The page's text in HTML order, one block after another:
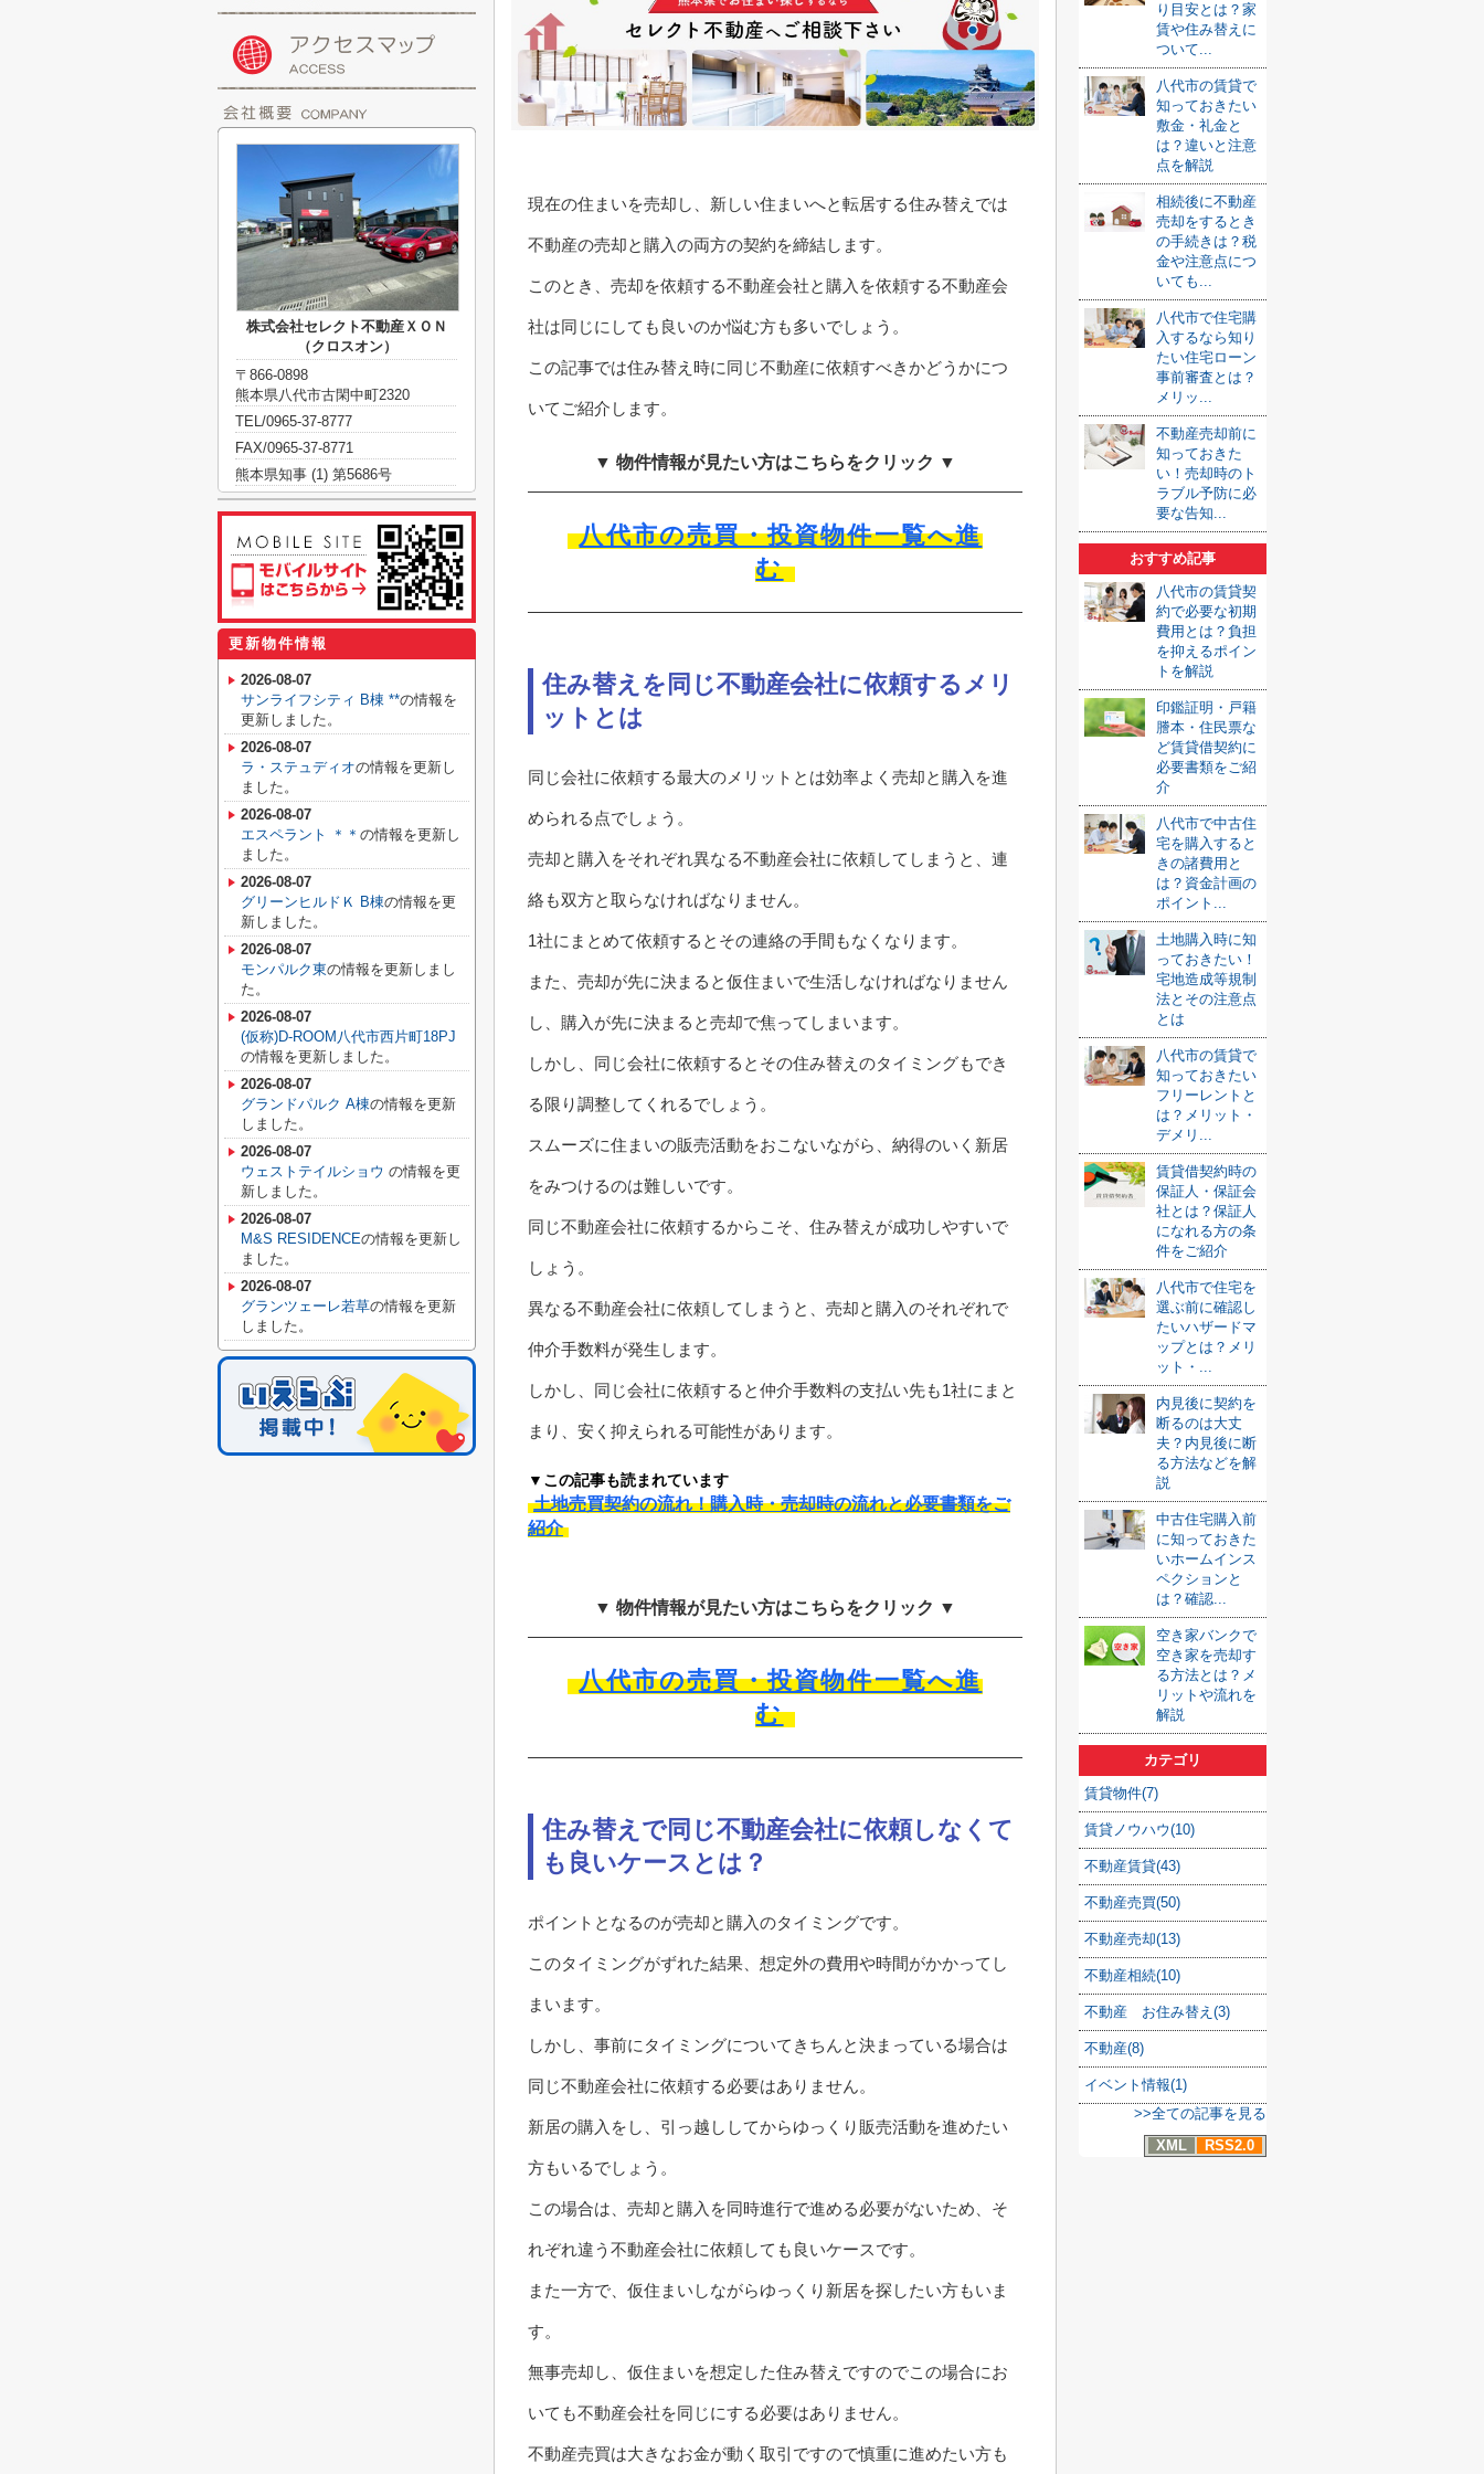
現在の住まいを売却し、新しい住まいへと転居する住み替えでは
不動産の売却と購入の両方の契約を締結します。
このとき、売却を依頼する不動産会社と購入を依頼する不動産会
社は同じにしても良いのか悩む方も多いでしょう。
この記事では住み替え時に同じ不動産に依頼すべきかどうかにつ
いてご紹介します。
▼ 物件情報が見たい方はこちらをクリック ▼
八代市の売買・投資物件一覧へ進
む
住み替えを同じ不動産会社に依頼するメリ
ットとは
同じ会社に依頼する最大のメリットとは効率よく売却と購入を進
められる点でしょう。
売却と購入をそれぞれ異なる不動産会社に依頼してしまうと、連
絡も双方と取らなければなりません。
1社にまとめて依頼するとその連絡の手間もなくなります。
また、売却が先に決まると仮住まいで生活しなければなりません
し、購入が先に決まると売却で焦ってしまいます。
しかし、同じ会社に依頼するとその住み替えのタイミングもでき
る限り調整してくれるでしょう。
スムーズに住まいの販売活動をおこないながら、納得のいく新居
をみつけるのは難しいです。
同じ不動産会社に依頼するからこそ、住み替えが成功しやすいで
しょう。
異なる不動産会社に依頼してしまうと、売却と購入のそれぞれで
仲介手数料が発生します。
しかし、同じ会社に依頼すると仲介手数料の支払い先も1社にまと
まり、安く抑えられる可能性があります。
▼この記事も読まれています
土地売買契約の流れ！購入時・売却時の流れと必要書類をご
紹介
▼ 物件情報が見たい方はこちらをクリック ▼
八代市の売買・投資物件一覧へ進
む
住み替えで同じ不動産会社に依頼しなくて
も良いケースとは？
ポイントとなるのが売却と購入のタイミングです。
このタイミングがずれた結果、想定外の費用や時間がかかってし
まいます。
しかし、事前にタイミングについてきちんと決まっている場合は
同じ不動産会社に依頼する必要はありません。
新居の購入をし、引っ越ししてからゆっくり販売活動を進めたい
方もいるでしょう。
この場合は、売却と購入を同時進行で進める必要がないため、そ
れぞれ違う不動産会社に依頼しても良いケースです。
また一方で、仮住まいしながらゆっくり新居を探したい方もいま
す。
無事売却し、仮住まいを想定した住み替えですのでこの場合にお
いても不動産会社を同じにする必要はありません。
不動産売買は大きなお金が動く取引ですので慎重に進めたい方も
り目安とは？家
賃や住み替えに
ついて...
八代市の賃貸で
知っておきたい
敷金・礼金と
は？違いと注意
点を解説
相続後に不動産
売却をするとき
の手続きは？税
金や注意点につ
いても...
八代市で住宅購
入するなら知り
たい住宅ローン
事前審査とは？
メリッ...
不動産売却前に
知っておきた
い！売却時のト
ラブル予防に必
要な告知...
おすすめ記事
八代市の賃貸契
約で必要な初期
費用とは？負担
を抑えるポイン
トを解説
印鑑証明・戸籍
謄本・住民票な
ど賃貸借契約に
必要書類をご紹
介
八代市で中古住
宅を購入すると
きの諸費用と
は？資金計画の
ポイント...
土地購入時に知
っておきたい！
宅地造成等規制
法とその注意点
とは
八代市の賃貸で
知っておきたい
フリーレントと
は？メリット・
デメリ...
賃貸借契約時の
保証人・保証会
社とは？保証人
になれる方の条
件をご紹介
八代市で住宅を
選ぶ前に確認し
たいハザードマ
ップとは？メリ
ット・...
内見後に契約を
断るのは大丈
夫？内見後に断
る方法などを解
説
中古住宅購入前
に知っておきた
いホームインス
ペクションと
は？確認...
空き家バンクで
空き家を売却す
る方法とは？メ
リットや流れを
解説
カテゴリ
賃貸物件(7)
賃貸ノウハウ(10)
不動産賃貸(43)
不動産売買(50)
不動産売却(13)
不動産相続(10)
不動産 お住み替え(3)
不動産(8)
イベント情報(1)
>>全ての記事を見る
XML
RSS2.0
株式会社セレクト不動産ＸＯＮ
（クロスオン）
〒866-0898
熊本県八代市古閑中町2320
TEL/0965-37-8777
FAX/0965-37-8771
熊本県知事 (1) 第5686号
更新物件情報
2026-08-07
サンライフシティ B棟 **の情報を
更新しました。
2026-08-07
ラ・ステュディオの情報を更新し
ました。
2026-08-07
エスペラント ＊＊ の情報を更新し
ました。
2026-08-07
グリーンヒルドＫ B棟の情報を更
新しました。
2026-08-07
モンパルク東の情報を更新しまし
た。
2026-08-07
(仮称)D-ROOM八代市西片町18PJ
の情報を更新しました。
2026-08-07
グランドパルク A棟の情報を更新
しました。
2026-08-07
ウェストテイルショウ の情報を更
新しました。
2026-08-07
M&S RESIDENCEの情報を更新し
ました。
2026-08-07
グランツェーレ若草の情報を更新
しました。